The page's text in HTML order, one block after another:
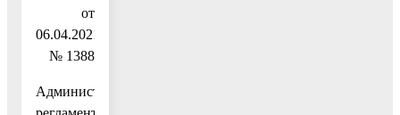
от
06.04.2021
№ 1388
Административный